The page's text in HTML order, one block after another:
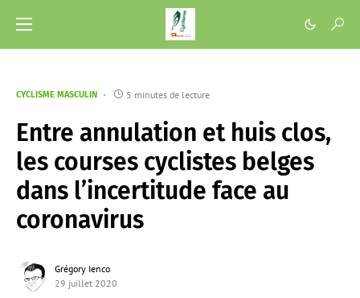
CYCLISME MASCULIN 5 minutes de lecture
Entre annulation et huis clos,
les courses cyclistes belges
dans l’incertitude face au
coronavirus
Grégory Ienco
29 juillet 2020